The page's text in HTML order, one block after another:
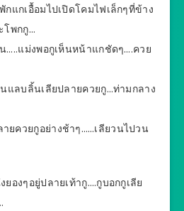
แกเอื้อมไปเปิดโคมไฟเล็กๆที่ข้าง
โพกกู…
…..แม่งพอกูเห็นหน้าแกชัดๆ….ควย
แลบลิ้นเลียปลายควยกู…ท่ามกลาง
ยควยกูอย่างช้าๆ……เลียวนไปวน
องๆอยู่ปลายเท้ากู….กูบอกกูเลีย